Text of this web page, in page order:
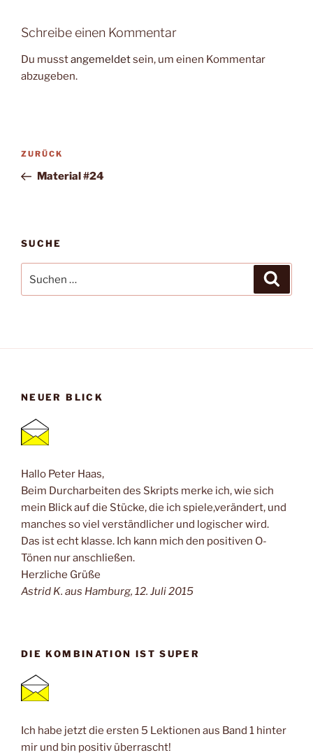
Schreibe einen Kommentar
Du musstangemeldetsein, um einen Kommentar
abzugeben.
Beitragsnavigation
Vorheriger
Beitrag
ZURÜCK
Material #24
SUCHE
nach:
NEUER BLICK
Hallo Peter Haas,
Beim Durcharbeiten des Skripts merke ich, wie sich
mein Blick auf die Stücke, die ich spiele,verändert, und
manches so viel verständlicher und logischer wird.
Das ist echt klasse. Ich kann mich den positiven O-
Tönen nur anschließen.
Herzliche Grüße
Astrid K. aus Hamburg, 12. Juli 2015
DIE KOMBINATION IST SUPER
Ich habe jetzt die ersten 5 Lektionen aus Band 1 hinter
mir und bin positiv überrascht!